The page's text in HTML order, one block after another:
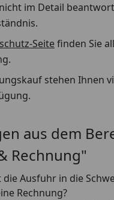
im Detail
Seitefinden Sie
stehen Ihnen
aus dem
Rechnung"
Ausfuhr in die
Rechnung?